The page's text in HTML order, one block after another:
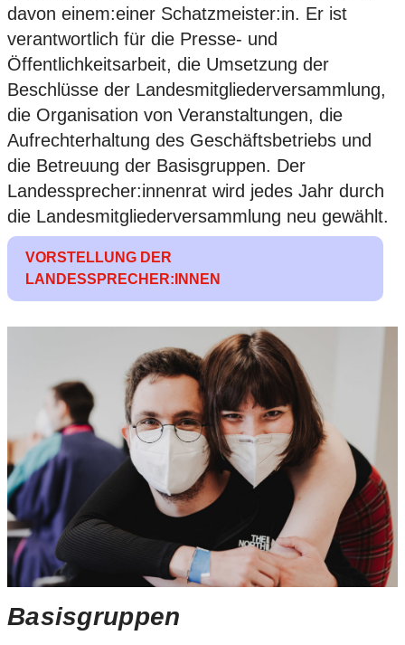
davon einem:einer Schatzmeister:in. Er ist
verantwortlich für die Presse- und
Öffentlichkeitsarbeit, die Umsetzung der
Beschlüsse der Landesmitgliederversammlung,
die Organisation von Veranstaltungen, die
Aufrechterhaltung des Geschäftsbetriebs und
die Betreuung der Basisgruppen. Der
Landessprecher:innenrat wird jedes Jahr durch
die Landesmitgliederversammlung neu gewählt.
VORSTELLUNG DER
LANDESSPRECHER:INNEN
Basisgruppen